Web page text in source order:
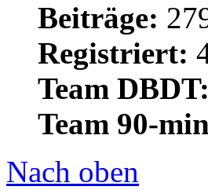
Beiträge:
Registriert:
Team DBDT:
Team 90-
Nach oben